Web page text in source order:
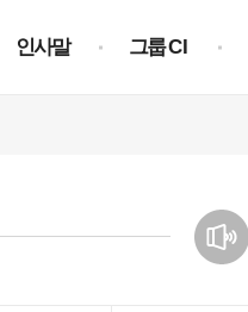
인사말 그룹CI